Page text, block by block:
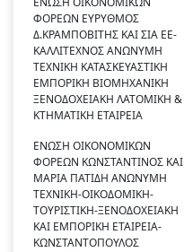
ΦΟΡΕΩΝ ΕΥΡΥΘΜΟΣ
Δ.ΚΡΑΜΠΟΒΙΤΗΣ ΚΑΙ ΣΙΑ ΕΕ-
ΚΑΛΛΙΤΕΧΝΟΣ ΑΝΩΝΥΜΗ
ΤΕΧΝΙΚΗ ΚΑΤΑΣΚΕΥΑΣΤΙΚΗ
ΕΜΠΟΡΙΚΗ ΒΙΟΜΗΧΑΝΙΚΗ
ΞΕΝΟΔΟΧΕΙΑΚΗ ΛΑΤΟΜΙΚΗ &
ΚΤΗΜΑΤΙΚΗ ΕΤΑΙΡΕΙΑ
ΕΝΩΣΗ ΟΙΚΟΝΟΜΙΚΩΝ
ΦΟΡΕΩΝ ΚΩΝΣΤΑΝΤΙΝΟΣ ΚΑΙ
ΜΑΡΙΑ ΠΑΤΙΔΗ ΑΝΩΝΥΜΗ
ΤΕΧΝΙΚΗ-ΟΙΚΟΔΟΜΙΚΗ-
ΤΟΥΡΙΣΤΙΚΗ-ΞΕΝΟΔΟΧΕΙΑΚΗ
ΚΑΙ ΕΜΠΟΡΙΚΗ ΕΤΑΙΡΕΙΑ-
ΚΩΝΣΤΑΝΤΟΠΟΥΛΟΣ